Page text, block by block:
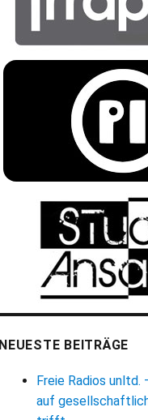
NEUESTE BEITRÄGE
Freie Radios unltd.
auf